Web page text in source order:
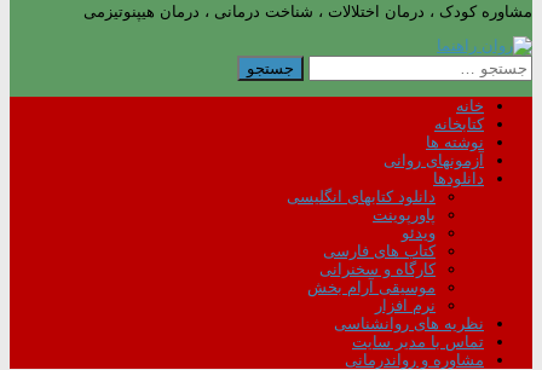
مشاوره کودک ، درمان اختلالات ، شناخت درمانی ، درمان هیپنوتیزمی
جستجو
برای:
خانه
کتابخانه
نوشته ها
آزمونهای روانی
دانلودها
دانلود کتابهای انگلیسی
پاورپوینت
ویدئو
کتاب های فارسی
کارگاه و سخنرانی
موسیقی آرام بخش
نرم افزار
نظریه های روانشناسی
تماس با مدیر سایت
مشاوره و رواندرمانی